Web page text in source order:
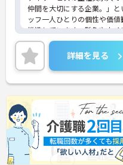
・月平均残業時間が少なく、
ュ休暇も取得できる環境で
きます。
【手厚い資格取得支援や継続
心感が得られます】
・勤務時間内で受講可能な資
・65歳の定年後も70歳まで
設けられており、一つの職
続けることが可能です。
仲間を大切にする企業。」
ッフ一人ひとりの個性や価
推進しています。髪色やネ
ば原則自由となっており、
理なく働くことが可能です。
ワークは賞与とは別に支給
っかり還元されるため、高
しながら業務に取り組めま
の公休に加えて年間17日の
されており、プライベートの
境です。定年65歳以降も再
勤務可能であり、退職金制
ど、長期的に安定したキャ
です。入社後はOJTによる丁
り、資格取得支援制度も活
詳細を見る